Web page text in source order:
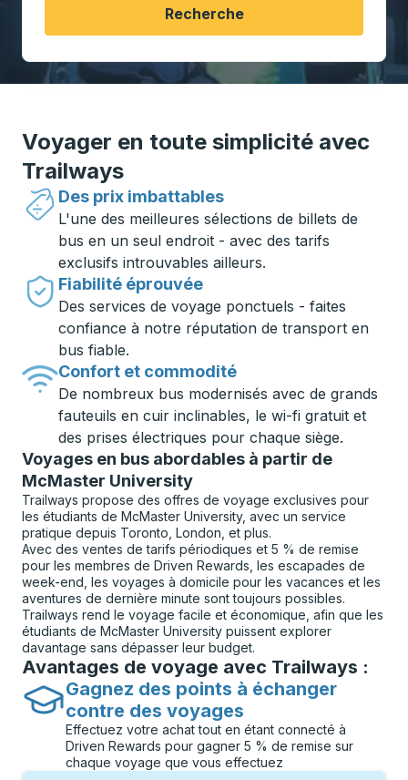
Recherche
Voyager en toute simplicité avec
Trailways
Des prix imbattables
L'une des meilleures sélections de billets de
bus en un seul endroit - avec des tarifs
exclusifs introuvables ailleurs.
Fiabilité éprouvée
Des services de voyage ponctuels - faites
confiance à notre réputation de transport en
bus fiable.
Confort et commodité
De nombreux bus modernisés avec de grands
fauteuils en cuir inclinables, le wi-fi gratuit et
des prises électriques pour chaque siège.
Voyages en bus abordables à partir de
McMaster University
Trailways propose des offres de voyage exclusives pour
les étudiants de McMaster University, avec un service
pratique depuis Toronto, London, et plus.
Avec des ventes de tarifs périodiques et 5 % de remise
pour les membres de Driven Rewards, les escapades de
week-end, les voyages à domicile pour les vacances et les
aventures de dernière minute sont toujours possibles.
Trailways rend le voyage facile et économique, afin que les
étudiants de McMaster University puissent explorer
davantage sans dépasser leur budget.
Avantages de voyage avec Trailways :
Gagnez des points à échanger
contre des voyages
Effectuez votre achat tout en étant connecté à
Driven Rewards pour gagner 5 % de remise sur
chaque voyage que vous effectuez